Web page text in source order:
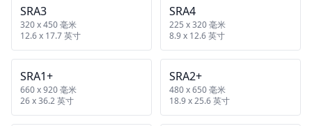
SRA3
320 x 450 毫米
12.6 x 17.7 英寸
SRA4
225 x 320 毫米
8.9 x 12.6 英寸
SRA1+
660 x 920 毫米
26 x 36.2 英寸
SRA2+
480 x 650 毫米
18.9 x 25.6 英寸